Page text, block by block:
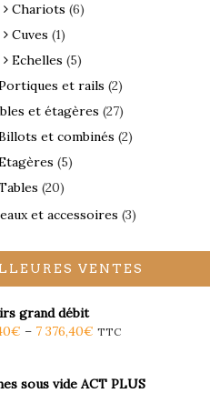
Chariots (6)
Cuves (1)
Echelles (5)
et rails (2)
et étagères (27)
et combinés (2)
(5)
(20)
et accessoires (3)
VENTES
grand débit
€ – 7 376,40€ TTC
sous vide ACT PLUS